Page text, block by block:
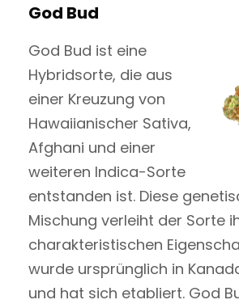
God Bud
God Bud ist eine
Hybridsorte, die aus
einer Kreuzung von
Hawaiianischer Sativa,
Afghani und einer
weiteren Indica-Sorte
entstanden ist. Diese
Mischung verleiht der Sorte
charakteristischen
wurde ursprünglich in
und hat sich etabliert. God